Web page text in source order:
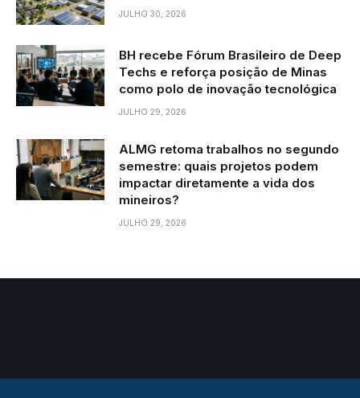
JULHO 30, 2026
BH recebe Fórum Brasileiro de Deep
Techs e reforça posição de Minas
como polo de inovação tecnológica
JULHO 29, 2026
ALMG retoma trabalhos no segundo
semestre: quais projetos podem
impactar diretamente a vida dos
mineiros?
JULHO 29, 2026